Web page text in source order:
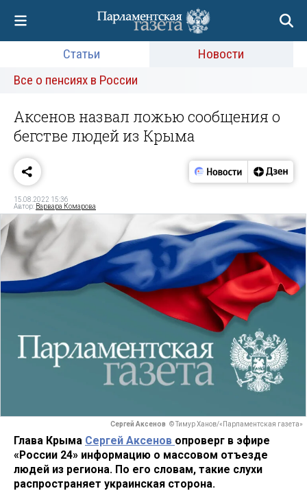
Статьи
Новости
Все о пенсиях в России
Аксенов назвал ложью сообщения о
бегстве людей из Крыма
15.08.2022 15:36
Автор: Варвара Комарова
Сергей Аксенов © Тимур Ханов/«Парламентская газета»
Глава Крыма Сергей Аксенов опроверг в эфире
«России 24» информацию о массовом отъезде
людей из региона. По его словам, такие слухи
распространяет украинская сторона.